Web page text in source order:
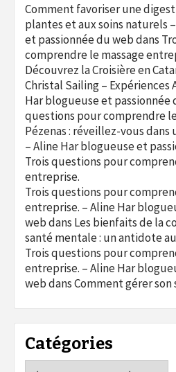
Comment favoriser une
plantes et aux soins naturels
et passionnée du webdans
comprendre le massage
Découvrez la Croisière en
Christal Sailing –
Har blogueuse et passionnée
questions pour comprendre
Pézenas : réveillez-vous
– Aline Har blogueuse et
Trois questions pour
entreprise.
Trois questions pour
entreprise. – Aline Har
webdans Les bienfaits de la
santé mentale : un antidote
Trois questions pour
entreprise. – Aline Har
webdansComment gérer
Catégories